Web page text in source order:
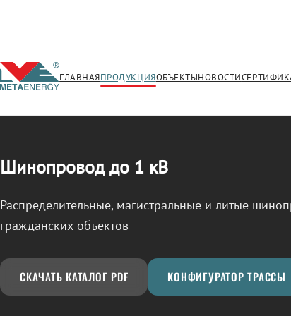
ГЛАВНАЯПРОДУКЦИЯОБЪЕКТЫНОВОСТИ
← Продукция/ШИНОПРОВОД
Шинопровод до 1 кВ
Распределительные, магистральные и литые
гражданских объектов
СКАЧАТЬ КАТАЛОГ PDF КОНФИГУРАТОР ТРАССЫ